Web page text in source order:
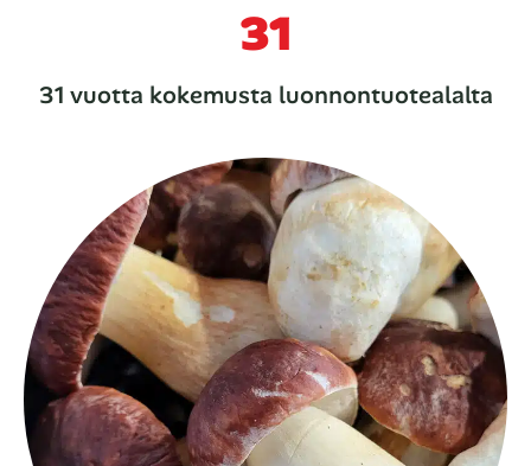
31
31 vuotta kokemusta luonnontuotealalta